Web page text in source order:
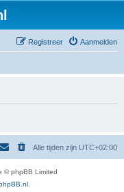
Aanmelden
Registreer
Alle tijden zijn UTC+02:00
© phpBB Limited